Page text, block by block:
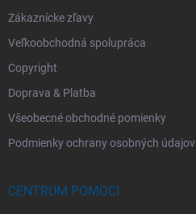
Zákaznícke zľavy
Veľkoobchodná spolupráca
Copyright
Doprava & Platba
Všeobecné obchodné pomienky
Podmienky ochrany osobných údajov
CENTRUM POMOCI